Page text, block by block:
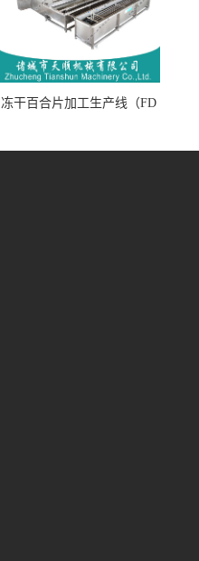
冻干百合片加工生产线（FD
线）